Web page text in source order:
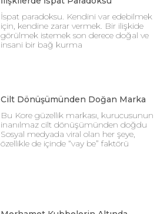
İspat paradoksu. Kendini var edebilmek
için, kendine zarar vermek. Bir ilişkide
görülmek istemek son derece doğal ve
insani bir bağ kurma
Cilt Dönüşümünden Doğan Marka
Bu Kore güzellik markası, kurucusunun
inanılmaz cilt dönüşümünden doğdu
Sosyal medyada viral olan her şeye,
özellikle de içinde “vay be” faktörü